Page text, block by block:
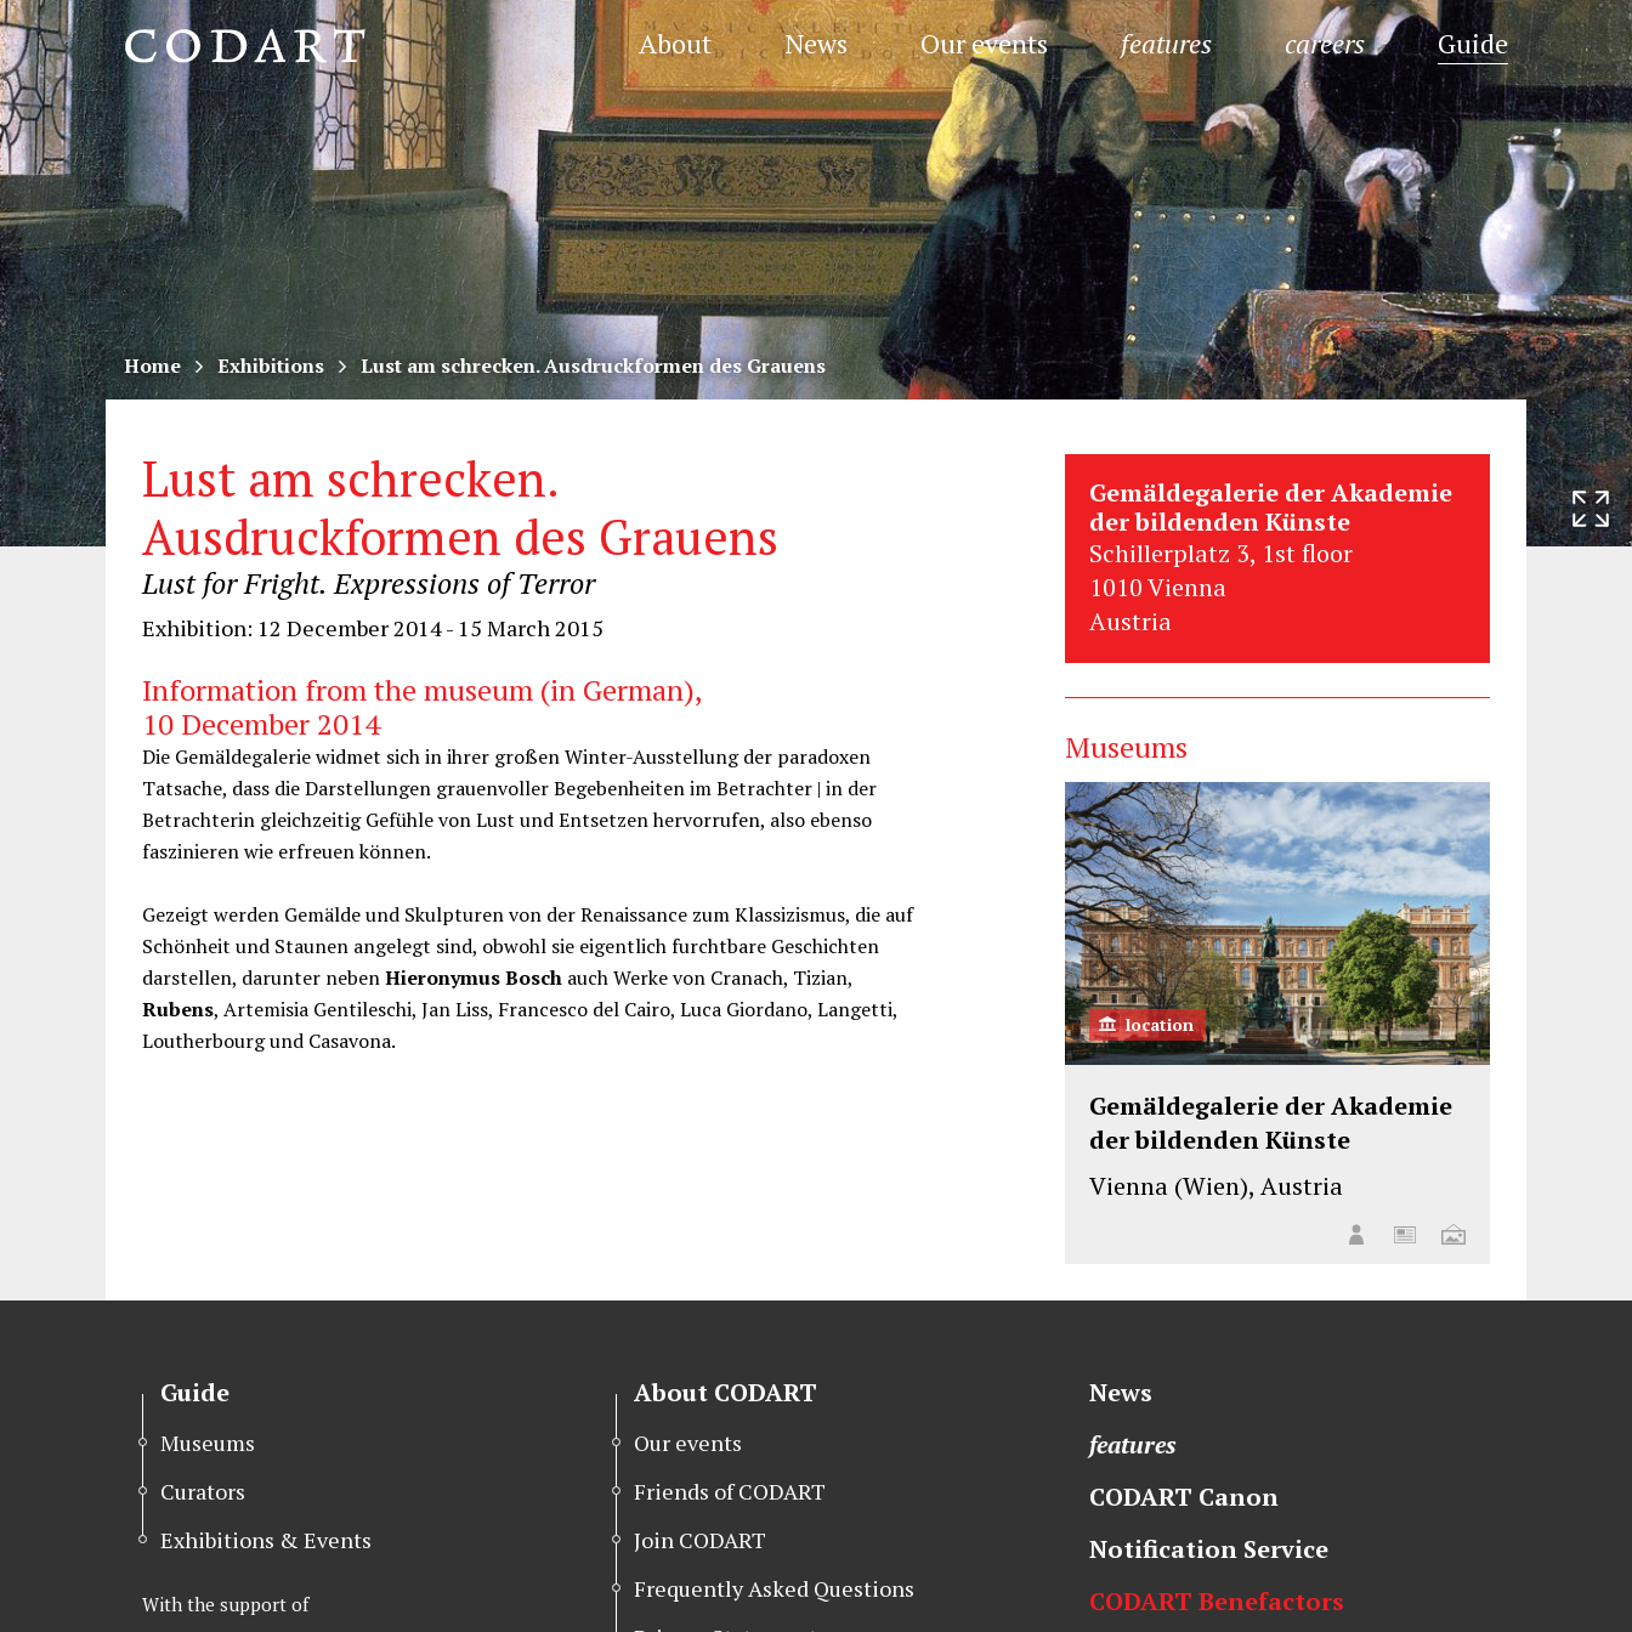
About News Our events features careers Guide
CODART,
Dutch
and
Flemish
art
in
museums
worldwide
Home Exhibitions Lust am schrecken. Ausdruckformen des Grauens
Lust am schrecken.
Ausdruckformen des Grauens
Lust for Fright. Expressions of Terror
Exhibition: 12 December 2014 - 15 March 2015
Information from the museum (in German),
10 December 2014
Die Gemäldegalerie widmet sich in ihrer großen Winter-Ausstellung der paradoxen
Tatsache, dass die Darstellungen grauenvoller Begebenheiten im Betrachter | in der
Betrachterin gleichzeitig Gefühle von Lust und Entsetzen hervorrufen, also ebenso
faszinieren wie erfreuen können.
Gezeigt werden Gemälde und Skulpturen von der Renaissance zum Klassizismus, die auf
Schönheit und Staunen angelegt sind, obwohl sie eigentlich furchtbare Geschichten
darstellen, darunter nebenHieronymus Bosch auch Werke von Cranach, Tizian,
Rubens, Artemisia Gentileschi, Jan Liss, Francesco del Cairo, Luca Giordano, Langetti,
Loutherbourg und Casavona.
Gemäldegalerie der Akademie
der bildenden Künste
Schillerplatz 3, 1st floor
1010 Vienna
Austria
Museums
location
Gemäldegalerie der Akademie
der bildenden Künste
Vienna (Wien), Austria
Guide
Museums
Curators
Exhibitions & Events
With the support of
About CODART
Our events
Friends of CODART
Join CODART
Frequently Asked Questions
News
features
CODART Canon
Notification Service
CODART Benefactors